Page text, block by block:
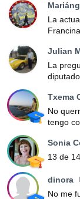
La
Julian
La
Txema
No
tengo
Sonia
13 de 14.
dinora
No me